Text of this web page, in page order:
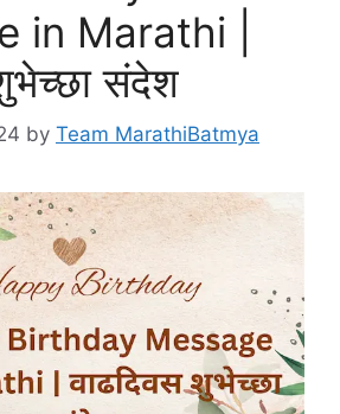
in Marathi |
संदेश
by Team MarathiBatmya